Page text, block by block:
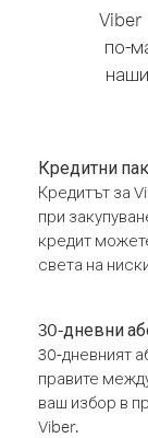
Viber
по-
Кредитни
Кредитът за
при
кредит
света на
30-дневни
30-дневният
правите
ваш избор в
Viber.